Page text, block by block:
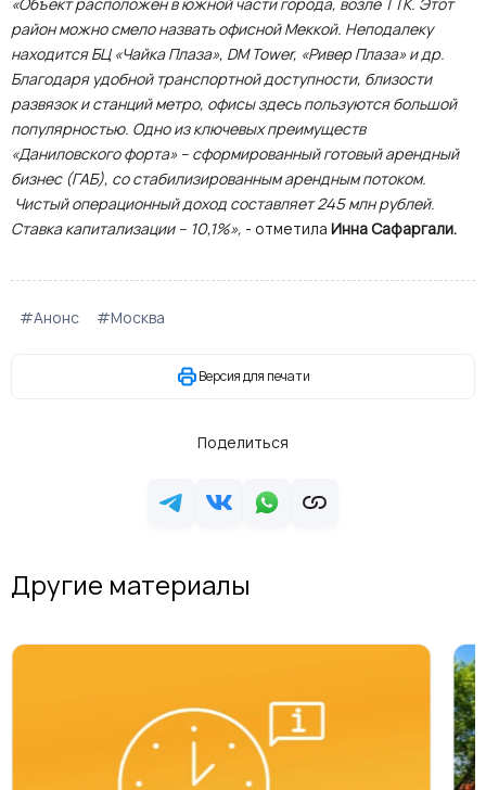
район можно смело назвать офисной Меккой. Неподалеку
находится БЦ «Чайка Плаза», DM Tower, «Ривер Плаза» и др.
Благодаря удобной транспортной доступности, близости
развязок и станций метро, офисы здесь пользуются большой
популярностью. Одно из ключевых преимуществ
«Даниловского форта» – сформированный готовый арендный
бизнес (ГАБ), со стабилизированным арендным потоком.
Чистый операционный доход составляет 245 млн рублей.
Ставка капитализации – 10,1%», - отметила Инна Сафаргали.
#Анонс #Москва
Версия для печати
Поделиться
Другие материалы